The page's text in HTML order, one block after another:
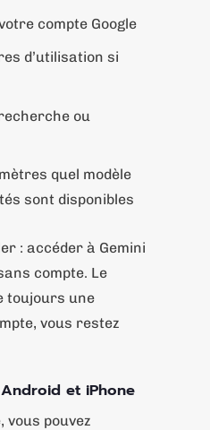
compte Google
d’utilisation si
ou
quel modèle
sont disponibles
: accéder à Gemini
compte. Le
toujours une
vous restez
et iPhone
vous pouvez